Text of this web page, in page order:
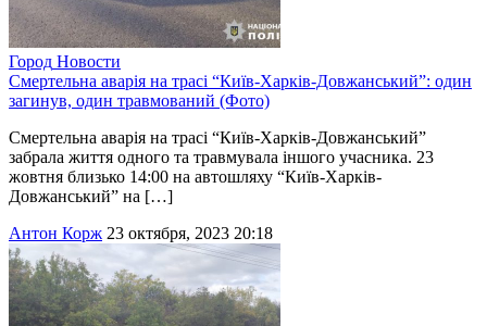
Город Новости
Смертельна аварія на трасі “Київ-Харків-Довжанський”: один
загинув, один травмований (Фото)
Смертельна аварія на трасі “Київ-Харків-Довжанський”
забрала життя одного та травмувала іншого учасника. 23
жовтня близько 14:00 на автошляху “Київ-Харків-
Довжанський” на […]
Антон Корж 23 октября, 2023 20:18